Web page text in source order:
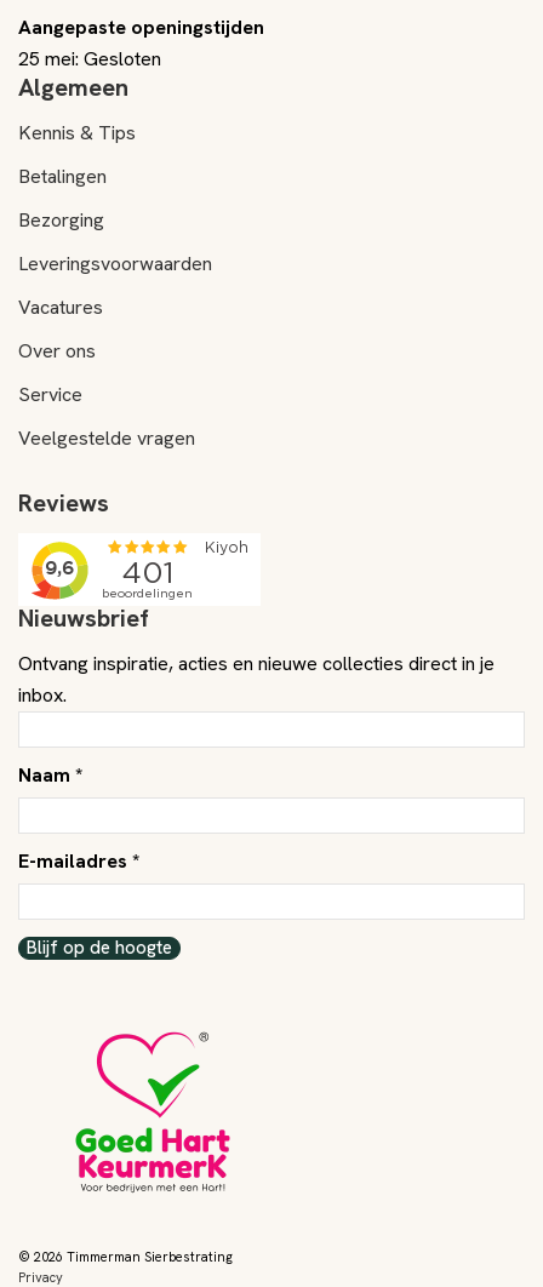
Aangepaste openingstijden
25 mei: Gesloten
Algemeen
Kennis & Tips
Betalingen
Bezorging
Leveringsvoorwaarden
Vacatures
Over ons
Service
Veelgestelde vragen
Reviews
Nieuwsbrief
Ontvang inspiratie, acties en nieuwe collecties direct in je
inbox.
Naam *
E-mailadres *
Blijf op de hoogte
© 2026 Timmerman Sierbestrating
Privacy